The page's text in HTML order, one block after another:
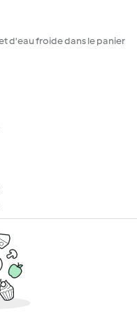
d'eau froide dans le panier